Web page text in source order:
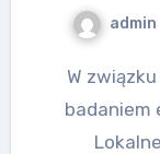
admin
W związku z prowadzonym zewnętrznym
badaniem